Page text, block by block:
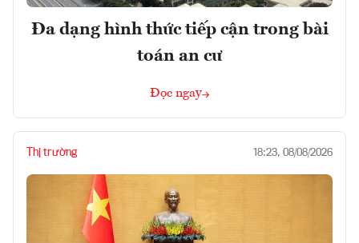
Đa dạng hình thức tiếp cận trong bài
toán an cư
Đọc ngay
Thị trường 18:23, 08/08/2026